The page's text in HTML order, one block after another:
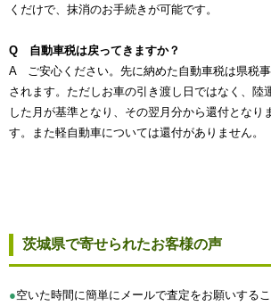
くだけで、抹消のお手続きが可能です。
Q 自動車税は戻ってきますか？
A ご安心ください。先に納めた自動車税は県税
されます。ただしお車の引き渡し日ではなく、陸
した月が基準となり、その翌月分から還付となり
す。また軽自動車については還付がありません。
茨城県で寄せられたお客様の声
●空いた時間に簡単にメールで査定をお願いする